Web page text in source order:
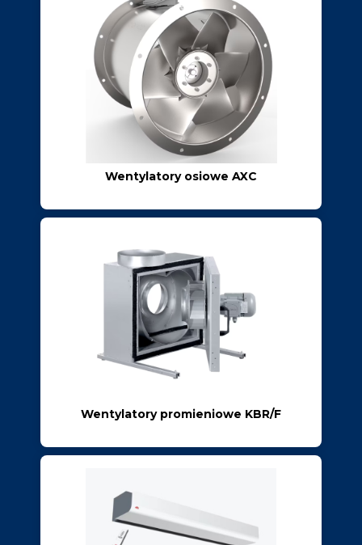
Wentylatory osiowe AXC
Wentylatory promieniowe KBR/F